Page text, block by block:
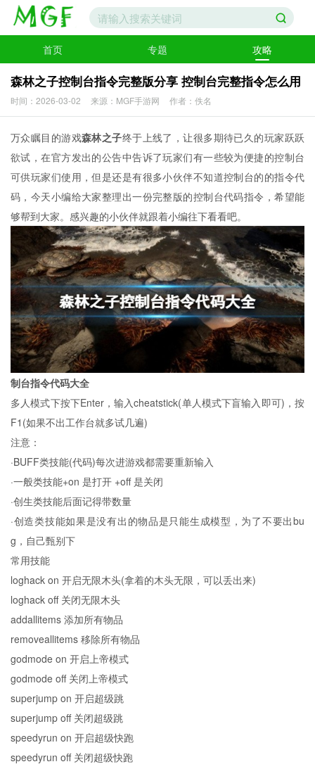
首页 专题 攻略
森林之子控制台指令完整版分享 控制台完整指令怎么用
时间：2026-03-02 来源：MGF手游网 作者：佚名
万众瞩目的游戏森林之子终于上线了，让很多期待已久的玩家跃跃
欲试，在官方发出的公告中告诉了玩家们有一些较为便捷的控制台
可供玩家们使用，但是还是有很多小伙伴不知道控制台的的指令代
码，今天小编给大家整理出一份完整版的控制台代码指令，希望能
够帮到大家。感兴趣的小伙伴就跟着小编往下看看吧。
制台指令代码大全
多人模式下按下Enter，输入cheatstick(单人模式下盲输入即可)，按
F1(如果不出工作台就多试几遍)
注意：
·BUFF类技能(代码)每次进游戏都需要重新输入
·一般类技能+on 是打开 +off 是关闭
·创生类技能后面记得带数量
·创造类技能如果是没有出的物品是只能生成模型，为了不要出bu
g，自己甄别下
常用技能
loghack on 开启无限木头(拿着的木头无限，可以丢出来)
loghack off 关闭无限木头
addallitems 添加所有物品
removeallitems 移除所有物品
godmode on 开启上帝模式
godmode off 关闭上帝模式
superjump on 开启超级跳
superjump off 关闭超级跳
speedyrun on 开启超级快跑
speedyrun off 关闭超级快跑